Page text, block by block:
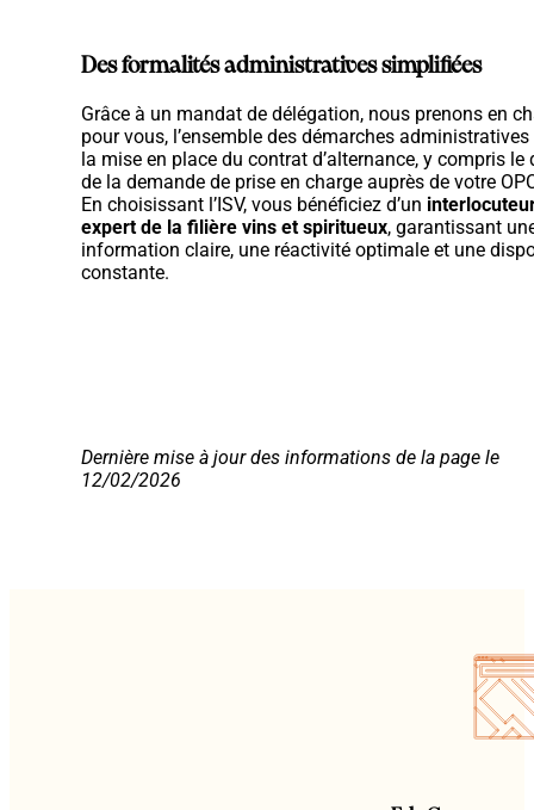
Des formalités administratives simplifiées
Grâce à un mandat de délégation, nous prenons en
pour vous, l’ensemble des démarches administratives
la mise en place du contrat d’alternance, y compris le
de la demande de prise en charge auprès de votre
En choisissant l’ISV, vous bénéficiez d’un
expert de la filière vins et spiritueux, garantissant
information claire, une réactivité optimale et une
constante.
Dernière mise à jour des informations de la page le
12/02/2026